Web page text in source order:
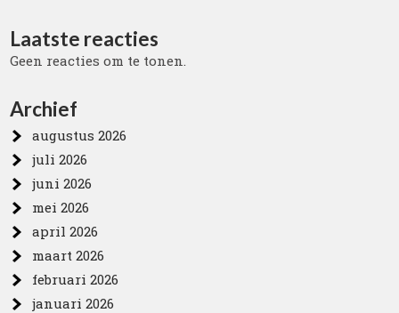
Laatste reacties
Geen reacties om te tonen.
Archief
augustus 2026
juli 2026
juni 2026
mei 2026
april 2026
maart 2026
februari 2026
januari 2026